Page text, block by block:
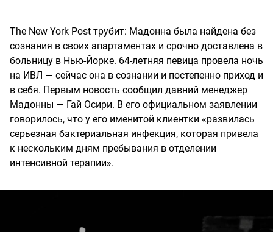
The New York Post трубит: Мадонна была найдена без
сознания в своих апартаментах и срочно доставлена в
больницу в Нью-Йорке. 64-летняя певица провела ночь
на ИВЛ — сейчас она в сознании и постепенно приход и
в себя. Первым новость сообщил давний менеджер
Мадонны — Гай Осири. В его официальном заявлении
говорилось, что у его именитой клиентки «развилась
серьезная бактериальная инфекция, которая привела
к нескольким дням пребывания в отделении
интенсивной терапии».